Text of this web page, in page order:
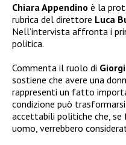
Chiara Appendino è la
rubrica del direttore Luca
Nell’intervista affronta i
politica.
Commenta il ruolo di
sostiene che avere una
rappresenti un fatto
condizione può
accettabili politiche che,
uomo, verrebbero